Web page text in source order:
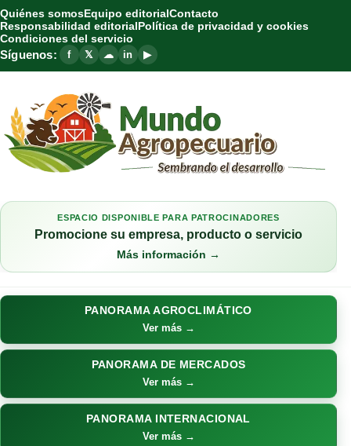
Quiénes somosEquipo editorialContacto
Responsabilidad editorialPolítica de privacidad y cookies
Condiciones del servicio
Síguenos: f 𝕏 ☁ in ▶
ESPACIO DISPONIBLE PARA PATROCINADORES
Promocione su empresa, producto o servicio
Más información →
PANORAMA AGROCLIMÁTICO
Ver más →
PANORAMA DE MERCADOS
Ver más →
PANORAMA INTERNACIONAL
Ver más →